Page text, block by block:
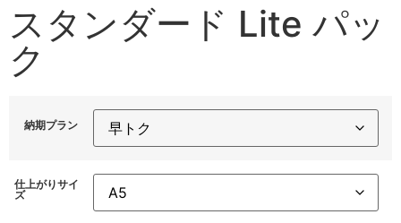
スタンダード Lite パッ
ク
納期プラン
仕上がりサイ
ズ